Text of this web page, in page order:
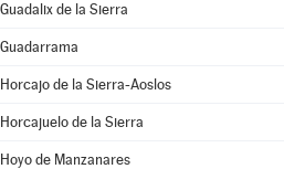
Guadalix de la Sierra
Guadarrama
Horcajo de la Sierra-Aoslos
Horcajuelo de la Sierra
Hoyo de Manzanares